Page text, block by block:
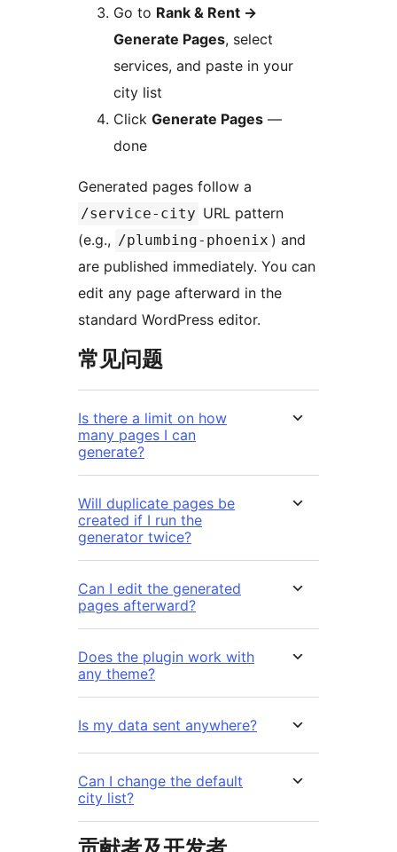
Go to Rank & Rent →
Generate Pages, select
services, and paste in your
city list
Click Generate Pages —
done
Generated pages follow a
/service-city URL pattern
(e.g., /plumbing-phoenix ) and
are published immediately. You can
edit any page afterward in the
standard WordPress editor.
常见问题
Is there a limit on how
many pages I can
generate?
Will duplicate pages be
created if I run the
generator twice?
Can I edit the generated
pages afterward?
Does the plugin work with
any theme?
Is my data sent anywhere?
Can I change the default
city list?